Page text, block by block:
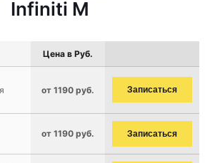
Infiniti M
Цена в Руб.
от 1190 руб. Записаться
от 1190 руб. Записаться